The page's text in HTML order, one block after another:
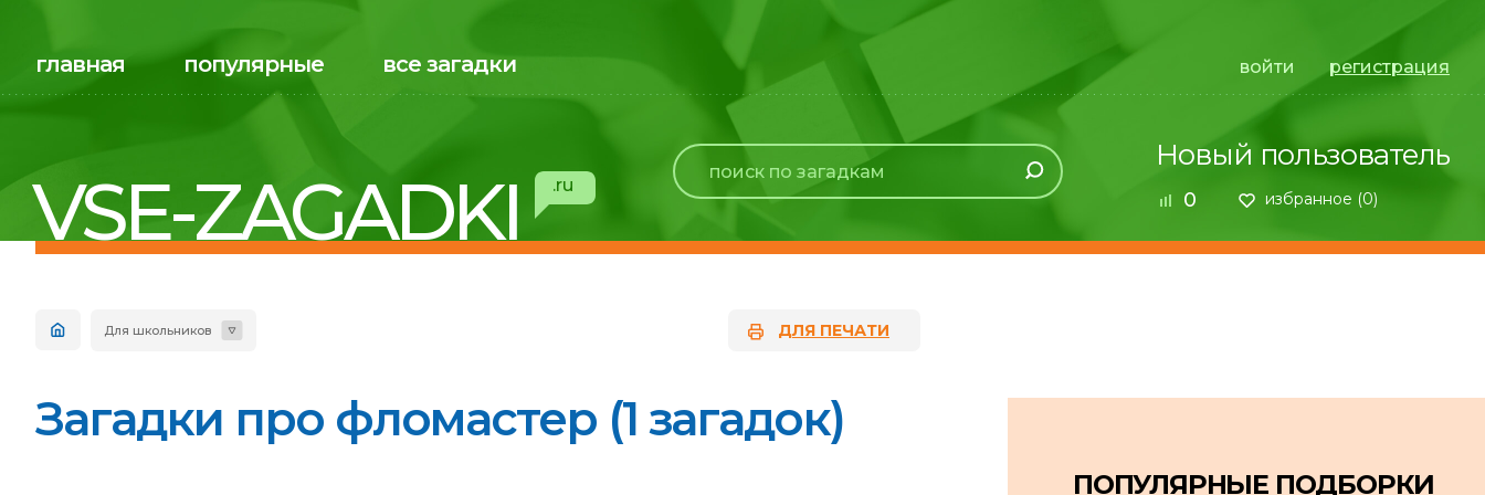
главная популярные все загадки войти регистрация
VSE-ZAGADKI .ru
Новый пользователь
0 избранное (0)
Для школьников ДЛЯ ПЕЧАТИ
Загадки про фломастер (1 загадок)
ПОПУЛЯРНЫЕ ПОДБОРКИ